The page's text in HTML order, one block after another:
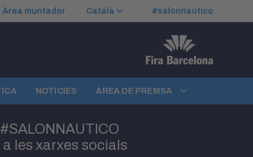
Àrea muntador Català #salonnautico
NOTÍCIES ÀREA DE PREMSA
#SALONNAUTICO
a les xarxes socials